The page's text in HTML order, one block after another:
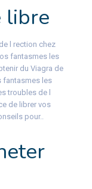
libre
l rection chez
fantasmes les
du Viagra de
fantasmes les
troubles de l
de librer vos
pour..